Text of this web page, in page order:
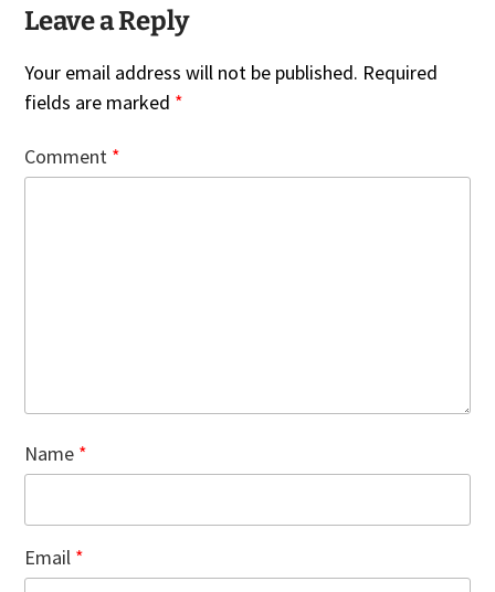
Leave a Reply
Your email address will not be published. Required
fields are marked *
Comment *
Name *
Email *